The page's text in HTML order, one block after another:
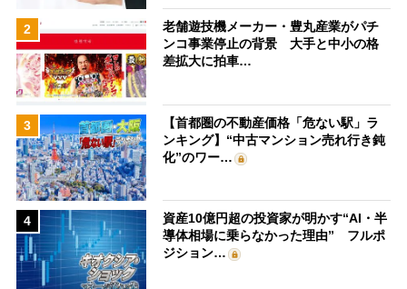
2
老舗遊技機メーカー・豊丸産業がパチ
ンコ事業停止の背景 大手と中小の格
差拡大に拍車…
3
【首都圏の不動産価格「危ない駅」ラ
ンキング】“中古マンション売れ行き鈍
化”のワー…
4
資産10億円超の投資家が明かす“AI・半
導体相場に乗らなかった理由” フルポ
ジション…